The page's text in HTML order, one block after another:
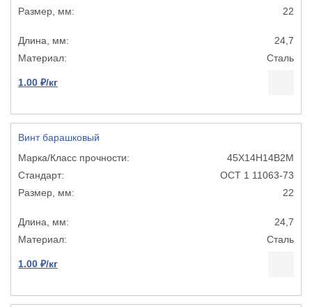
22
24,7
Сталь
1.00 ₽/кг
Винт барашковый
45Х14Н14В2М
ОСТ 1 11063-73
22
24,7
Сталь
1.00 ₽/кг